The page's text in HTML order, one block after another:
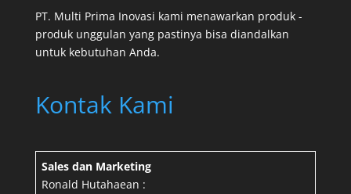
PT. Multi Prima Inovasi kami menawarkan produk -
produk unggulan yang pastinya bisa diandalkan
untuk kebutuhan Anda.
Kontak Kami
Sales dan Marketing
Ronald Hutahaean :